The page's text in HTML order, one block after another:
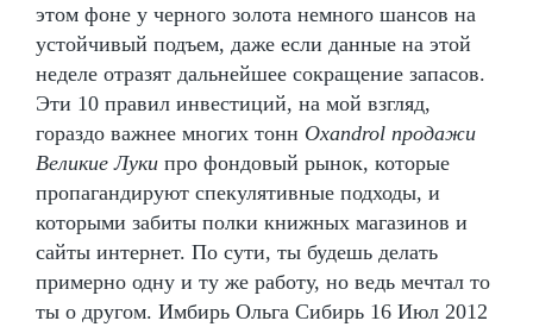
этом фоне у черного золота немного шансов на
устойчивый подъем, даже если данные на этой
неделе отразят дальнейшее сокращение запасов.
Эти 10 правил инвестиций, на мой взгляд,
гораздо важнее многих тонн Oxandrol продажи
Великие Луки про фондовый рынок, которые
пропагандируют спекулятивные подходы, и
которыми забиты полки книжных магазинов и
сайты интернет. По сути, ты будешь делать
примерно одну и ту же работу, но ведь мечтал то
ты о другом. Имбирь Ольга Сибирь 16 Июл 2012